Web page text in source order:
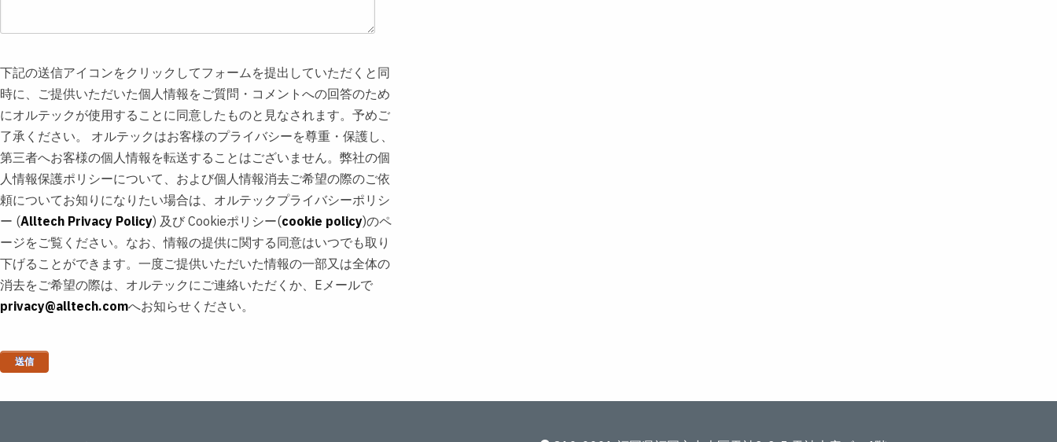
下記の送信アイコンをクリックしてフォームを提出していただくと同
時に、ご提供いただいた個人情報をご質問・コメントへの回答のため
にオルテックが使用することに同意したものと見なされます。予めご
了承ください。 オルテックはお客様のプライバシーを尊重・保護し、
第三者へお客様の個人情報を転送することはございません。弊社の個
人情報保護ポリシーについて、および個人情報消去ご希望の際のご依
頼についてお知りになりたい場合は、オルテックプライバシーポリシ
ー (Alltech Privacy Policy) 及び Cookieポリシー(cookie policy)のペ
ージをご覧ください。なお、情報の提供に関する同意はいつでも取り
下げることができます。一度ご提供いただいた情報の一部又は全体の
消去をご希望の際は、オルテックにご連絡いただくか、Eメールで
privacy@alltech.comへお知らせください。